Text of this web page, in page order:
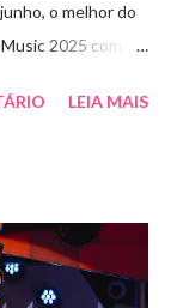
o melhor do
2025 com o
lugar de
em todo o país.
a cargo da
LEIA MAIS